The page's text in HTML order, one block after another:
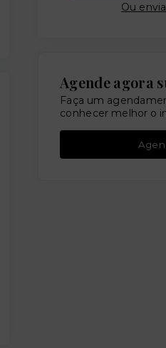
Ou e
Agende agora
Faça um
conhecer melhor o